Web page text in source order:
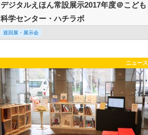
デジタルえほん常設展示2017年度＠こども
科学センター・ハチラボ
巡回展・展示会
ニュース